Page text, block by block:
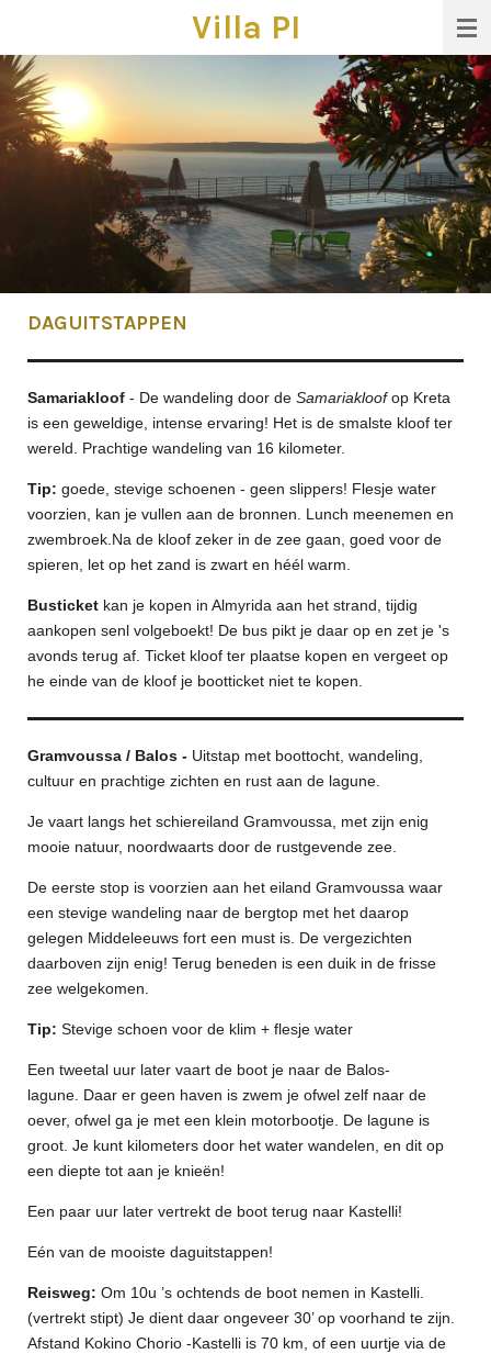
naar
de
hoofdinhoud
Villa PI
DAGUITSTAPPEN
Samariakloof - De wandeling door de Samariakloofop Kreta
is een geweldige, intense ervaring! Het is de smalste kloof ter
wereld. Prachtige wandeling van 16 kilometer.
Tip: goede, stevige schoenen - geen slippers! Flesje water
voorzien, kan je vullen aan de bronnen. Lunch meenemen en
zwembroek.Na de kloof zeker in de zee gaan, goed voor de
spieren, let op het zand is zwart en héél warm.
Busticket kan je kopen in Almyrida aan het strand, tijdig
aankopen senl volgeboekt! De bus pikt je daar op en zet je 's
avonds terug af. Ticket kloof ter plaatse kopen en vergeet op
he einde van de kloof je bootticket niet te kopen.
Gramvoussa / Balos - Uitstap met boottocht, wandeling,
cultuur en prachtige zichten en rust aan de lagune.
Je vaart langs het schiereiland Gramvoussa, met zijn enig
mooie natuur, noordwaarts door de rustgevende zee.
De eerste stop is voorzien aan het eiland Gramvoussa waar
een stevige wandeling naar de bergtop met het daarop
gelegen Middeleeuws fort een must is. De vergezichten
daarboven zijn enig! Terug beneden is een duik in de frisse
zee welgekomen.
Tip: Stevige schoen voor de klim + flesje water
Een tweetal uur later vaart de boot je naar de Balos-
lagune. Daar er geen haven is zwem je ofwel zelf naar de
oever, ofwel ga je met een klein motorbootje. De lagune is
groot. Je kunt kilometers door het water wandelen, en dit op
een diepte tot aan je knieën!
Een paar uur later vertrekt de boot terug naar Kastelli!
Eén van de mooiste daguitstappen!
Reisweg: Om 10u ’s ochtends de boot nemen in Kastelli.
(vertrekt stipt) Je dient daar ongeveer 30’ op voorhand te zijn.
Afstand Kokino Chorio -Kastelli is 70 km, of een uurtje via de